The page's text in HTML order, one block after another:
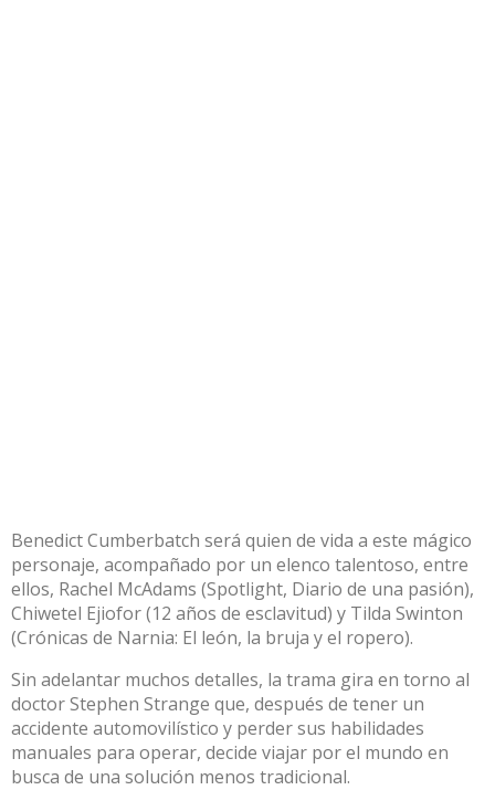
Benedict Cumberbatch será quien de vida a este mágico
personaje, acompañado por un elenco talentoso, entre
ellos, Rachel McAdams (Spotlight, Diario de una pasión),
Chiwetel Ejiofor (12 años de esclavitud) y Tilda Swinton
(Crónicas de Narnia: El león, la bruja y el ropero).
Sin adelantar muchos detalles, la trama gira en torno al
doctor Stephen Strange que, después de tener un
accidente automovilístico y perder sus habilidades
manuales para operar, decide viajar por el mundo en
busca de una solución menos tradicional.